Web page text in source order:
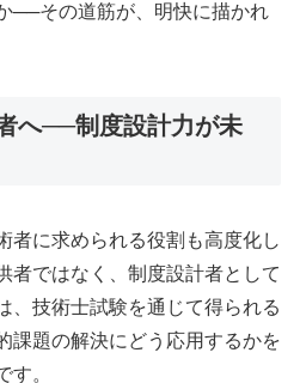
──その道筋が、明快に描かれ
へ──制度設計力が未
者に求められる役割も高度化し
者ではなく、制度設計者として
、技術士試験を通じて得られる
課題の解決にどう応用するかを
す。